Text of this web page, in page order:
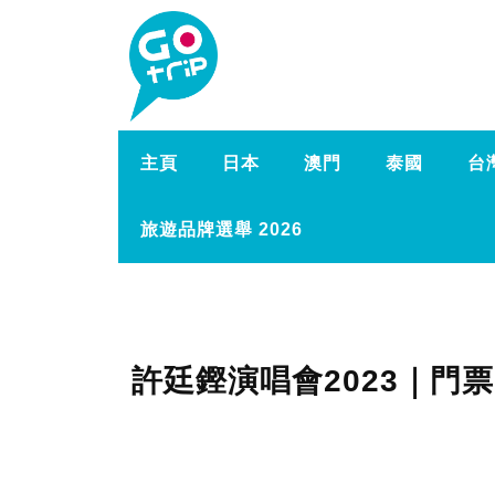
主頁 日本 澳門 泰國 台
旅遊品牌選舉 2026
許廷鏗演唱會2023｜門